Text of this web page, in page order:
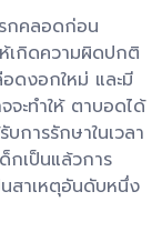
กคลอดก่อน
เกิดความผิดปกติ
อดงอกใหม่ และมี
ะทำให้ ตาบอดได้
บการรักษาในเวลา
กเป็นแล้วการ
สาเหตุอันดับหนึ่ง